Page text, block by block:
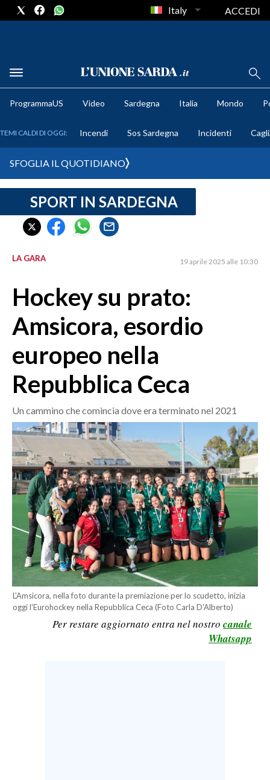
METEO
CRONACA SARDEGNA
CAGLIARI
SULCIS IGLESIENTE
ORISTANO E PROVINCIA
SASSARI E PROVINCIA
GALLURA
OGLIASTRA
AGENDA
CRONACA
ITALIA
MONDO
POLITICA
ECONOMIA
SERVIZI ALLE IMPRESE
LAVORO
SPORT IN SARDEGNA
Italy ACCEDI
ProgrammaUS Video Sardegna Italia Mondo
TEMI CALDI DI OGGI: Incendi Sos Sardegna Incidenti
SFOGLIA IL QUOTIDIANO
SPORT IN SARDEGNA
LA GARA 19 aprile 2025 alle 10:30
Hockey su prato:
Amsicora, esordio
europeo nella
Repubblica Ceca
Un cammino che comincia dove era terminato nel 2021
L'Amsicora, nella foto durante la premiazione per lo scudetto, inizia
oggi l'Eurohockey nella Repubblica Ceca (Foto Carla D'Alberto)
Per restare aggiornato entra nel nostro canale
Whatsapp